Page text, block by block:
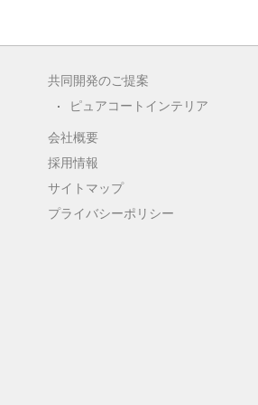
共同開発のご提案
ピュアコートインテリア
会社概要
採用情報
サイトマップ
プライバシーポリシー